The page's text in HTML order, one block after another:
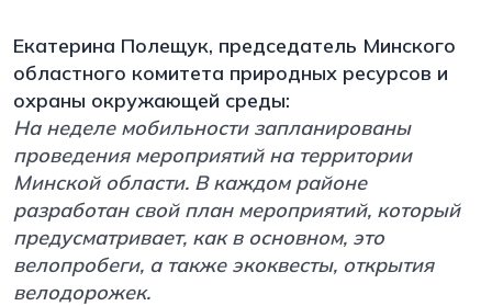
Екатерина Полещук, председатель Минского
областного комитета природных ресурсов и
охраны окружающей среды:
На неделе мобильности запланированы
проведения мероприятий на территории
Минской области. В каждом районе
разработан свой план мероприятий, который
предусматривает, как в основном, это
велопробеги, а также экоквесты, открытия
велодорожек.